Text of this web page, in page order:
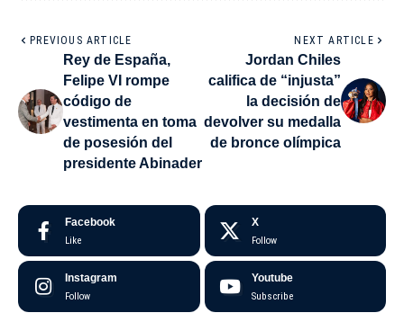
PREVIOUS ARTICLE
Rey de España,
Felipe VI rompe
código de
vestimenta en toma
de posesión del
presidente Abinader
NEXT ARTICLE
Jordan Chiles
califica de “injusta”
la decisión de
devolver su medalla
de bronce olímpica
Facebook
Like
X
Follow
Instagram
Follow
Youtube
Subscribe